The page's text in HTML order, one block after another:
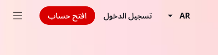
AR تسجيل الدخول افتح حساب